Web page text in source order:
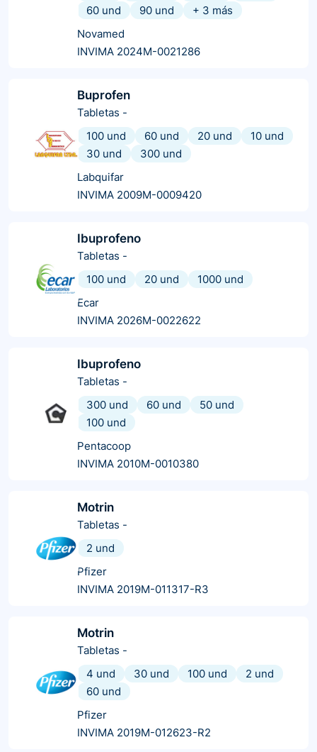
60 und
90 und + 3 más
Novamed
INVIMA 2024M-0021286
Buprofen
Tabletas -
100 und
60 und 20 und
10 und
30 und
300 und
Labquifar
INVIMA 2009M-0009420
Ibuprofeno
Tabletas -
100 und
20 und
1000 und
Ecar
INVIMA 2026M-0022622
Ibuprofeno
Tabletas -
300 und
60 und
50 und
100 und
Pentacoop
INVIMA 2010M-0010380
Motrin
Tabletas -
2 und
Pfizer
INVIMA 2019M-011317-R3
Motrin
Tabletas -
4 und
30 und 100 und
2 und
60 und
Pfizer
INVIMA 2019M-012623-R2